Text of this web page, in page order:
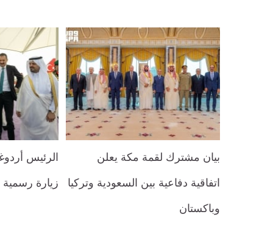
بيان مشترك لقمة مكة يعلن
اتفاقية دفاعية بين السعودية وتركيا
وباكستان
الرئيس
زيارة رسمية